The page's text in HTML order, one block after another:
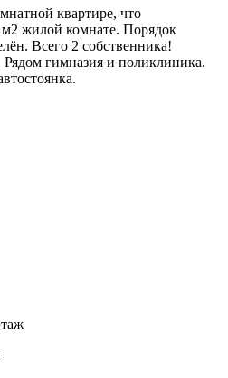
квартире, что
м2 жилой комнате. Порядок
Всего 2 собственника!
Рядом гимназия и поликлиника.